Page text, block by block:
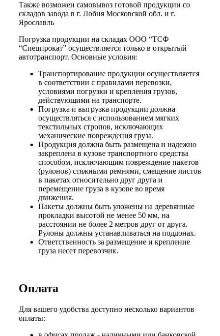
Также возможен самовывоз готовой продукции со
складов завода в г. Лобня Московской обл. и г.
Ярославль
Погрузка продукции на складах ООО “ТСФ
“Спецпрокат” осуществляется только в открытый
автотранспорт. Основные условия:
Транспортирование продукции осуществляется
в соответствии с правилами перевозки,
условиями погрузки и крепления грузов,
действующими на транспорте.
Погрузка и выгрузка продукции должна
осуществляться с использованием мягких
текстильных стропов, исключающих
механические повреждения груза.
Продукция должна быть размещена и надежно
закреплена в кузове транспортного средства
способом, исключающим повреждение пакетов
(рулонов) стяжными ремнями, смещение листов
в пакетах относительно друг друга и
перемещение груза в кузове во время
движения.
Пакеты должны быть уложены на деревянные
прокладки высотой не менее 50 мм, на
расстоянии не более 2 метров друг от друга.
Рулоны должны устанавливаться на поддонах.
Ответственность за размещение и крепление
груза несет перевозчик.
Оплата
Для вашего удобства доступно несколько вариантов
оплаты: